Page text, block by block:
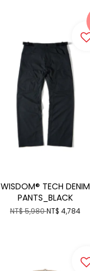
WISDOM® TECH DENIM
PANTS_BLACK
NT$ 5,980NT$ 4,784